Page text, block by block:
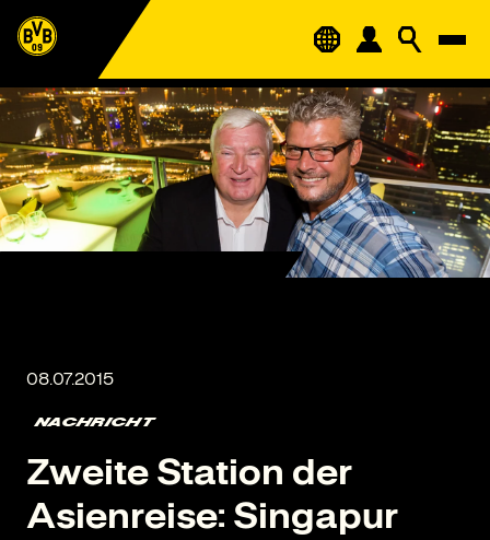
NACHRICHT
Zweite Station der
Asienreise: Singapur